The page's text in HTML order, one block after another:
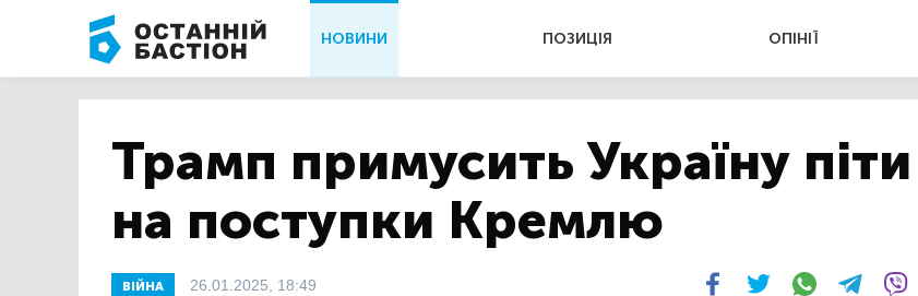
НОВИНИ ПОЗИЦІЯ ОПІНІЇ
Трамп примусить Україну піти
на поступки Кремлю
ВІЙНА 26.01.2025, 18:49